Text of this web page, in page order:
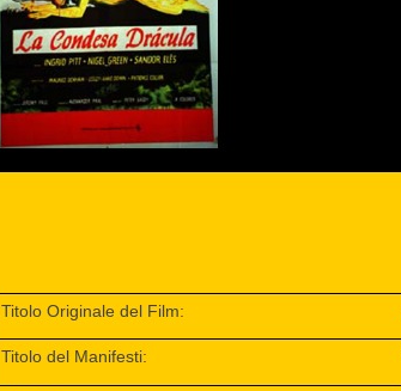
Titolo Originale del Film:
Titolo del Manifesti: